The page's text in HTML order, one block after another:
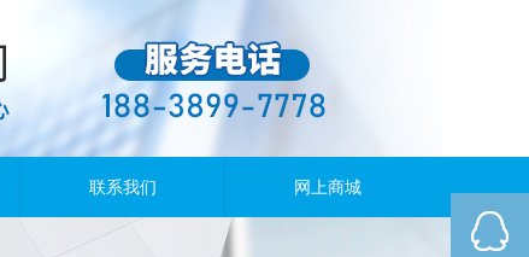
联系我们 网上商城